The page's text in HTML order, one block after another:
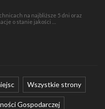
na najbliższe 5 dni oraz
o stanie jakości …
Wszystkie strony
Gospodarczej